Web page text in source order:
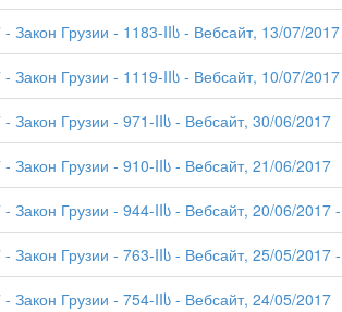
- Закон Грузии - 1183-IIს - Вебсайт, 13/07/2017
- Закон Грузии - 1119-IIს - Вебсайт, 10/07/2017
- Закон Грузии - 971-IIს - Вебсайт, 30/06/2017
- Закон Грузии - 910-IIს - Вебсайт, 21/06/2017
- Закон Грузии - 944-IIს - Вебсайт, 20/06/
- Закон Грузии - 763-IIს - Вебсайт, 25/05/
- Закон Грузии - 754-IIს - Вебсайт, 24/05/2017